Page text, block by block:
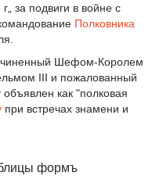
за подвиги в войне с
Полковника
Шефом-Королем
III и пожалованный
как "полковая
при встречах знамени и
формъ